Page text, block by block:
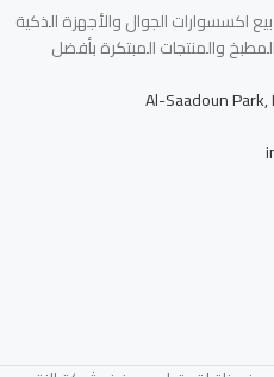
اكسسوارات الجوال والأجهزة الذكية
والمنتجات المبتكرة بأفضل
Al-Saadoun